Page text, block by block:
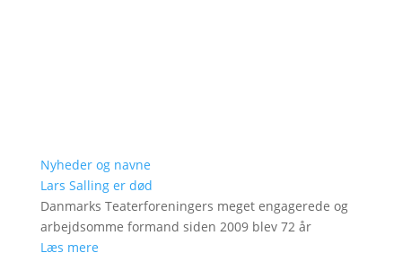
Nyheder og navne
Lars Salling er død
Danmarks Teaterforeningers meget engagerede og
arbejdsomme formand siden 2009 blev 72 år
Læs mere